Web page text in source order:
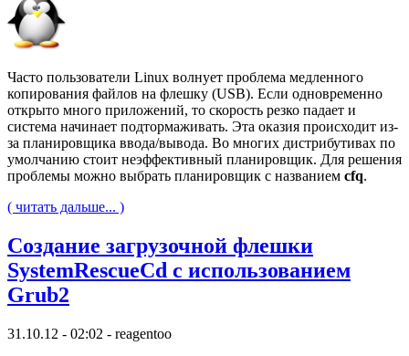
Часто пользователи Linux волнует проблема медленного
копирования файлов на флешку (USB). Если одновременно
открыто много приложений, то скорость резко падает и
система начинает подтормаживать. Эта оказия происходит из-
за планировщика ввода/вывода. Во многих дистрибутивах по
умолчанию стоит неэффективный планировщик. Для решения
проблемы можно выбрать планировщик с названием cfq.
( читать дальше... )
Создание загрузочной флешки
SystemRescueCd с использованием
Grub2
31.10.12 - 02:02 - reagentoo